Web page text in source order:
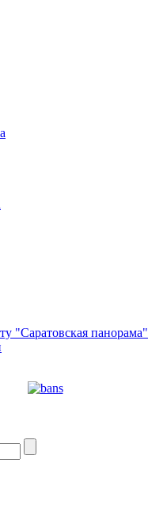
"Саратовская панорама"